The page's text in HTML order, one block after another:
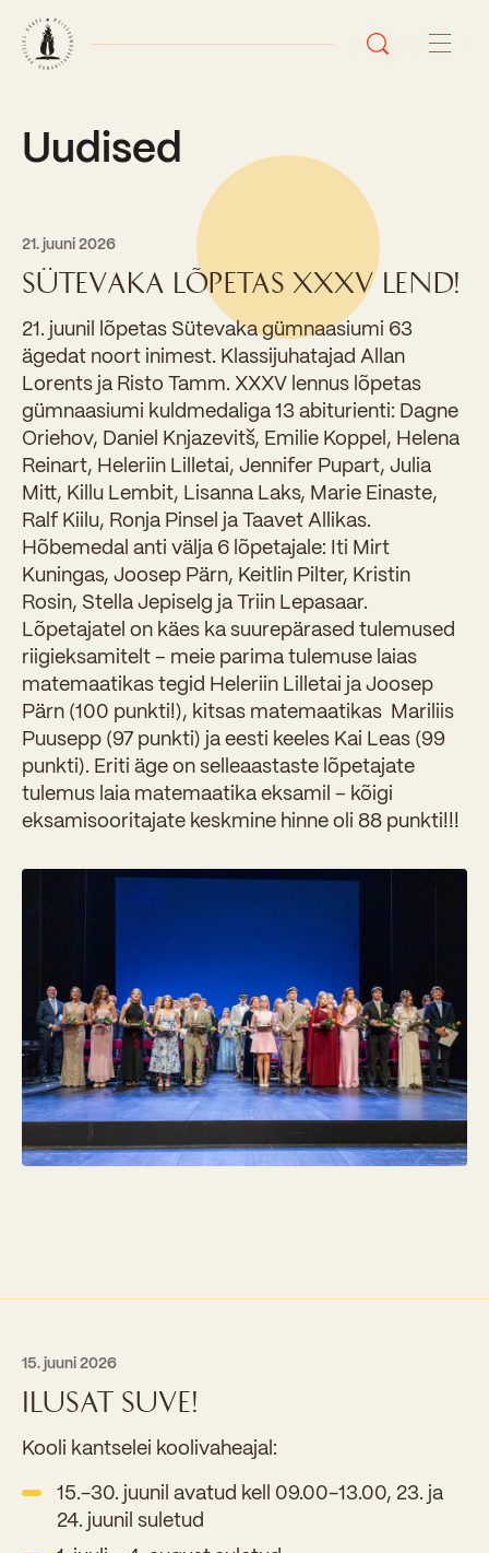
Uudised
Sündmused
Õppetöö
Perioodõpe
Õppesuunad
Tunniplaan
Eksamid ja arvestused
Õppesisu ülekandmine
Aastatöö
Loovtöö
Konsultatsioonid
Olümpiaadid
Rahvusvahelised projektid
Koolist
Ajalugu
Õpilased
Töötajad
Vilistlased
Medalid
Kooli aumärgid
Nõukogu ja õppenõukogu
Dokumendid
Koolituskeskus
Kooliõde ja koolipsühholoogid
Sisseastumisinfo
Sisseastumiskatsed
Miks Sütevaka?
Stipendiumid
Õppemaksusoodustused
Kontaktid
In English
Stuudium Videod Galeriid
Uudised
21. juuni 2026
SÜTEVAKA LÕPETAS XXXV LEND!
21. juunil lõpetas Sütevaka gümnaasiumi 63
ägedat noort inimest. Klassijuhatajad Allan
Lorents ja Risto Tamm. XXXV lennus lõpetas
gümnaasiumi kuldmedaliga 13 abiturienti: Dagne
Oriehov, Daniel Knjazevitš, Emilie Koppel, Helena
Reinart, Heleriin Lilletai, Jennifer Pupart, Julia
Mitt, Killu Lembit, Lisanna Laks, Marie Einaste,
Ralf Kiilu, Ronja Pinsel ja Taavet Allikas.
Hõbemedal anti välja 6 lõpetajale: Iti Mirt
Kuningas, Joosep Pärn, Keitlin Pilter, Kristin
Rosin, Stella Jepiselg ja Triin Lepasaar.
Lõpetajatel on käes ka suurepärased tulemused
riigieksamitelt – meie parima tulemuse laias
matemaatikas tegid Heleriin Lilletai ja Joosep
Pärn (100 punkti!), kitsas matemaatikas Mariliis
Puusepp (97 punkti) ja eesti keeles Kai Leas (99
punkti). Eriti äge on selleaastaste lõpetajate
tulemus laia matemaatika eksamil – kõigi
eksamisooritajate keskmine hinne oli 88 punkti!!!
15. juuni 2026
ILUSAT SUVE!
Kooli kantselei koolivaheajal:
15.-30. juunil avatud kell 09.00-13.00, 23. ja
24. juunil suletud